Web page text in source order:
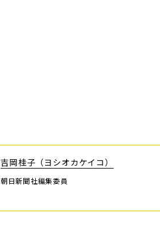
吉岡桂子（ヨシオカケイコ）
朝日新聞社編集委員